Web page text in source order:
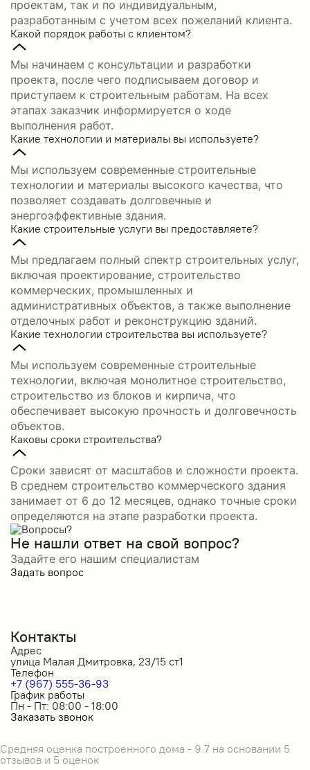
проектам, так и по индивидуальным,
разработанным с учетом всех пожеланий клиента.
Какой порядок работы с клиентом?
Мы начинаем с консультации и разработки
проекта, после чего подписываем договор и
приступаем к строительным работам. На всех
этапах заказчик информируется о ходе
выполнения работ.
Какие технологии и материалы вы используете?
Мы используем современные строительные
технологии и материалы высокого качества, что
позволяет создавать долговечные и
энергоэффективные здания.
Какие строительные услуги вы предоставляете?
Мы предлагаем полный спектр строительных услуг,
включая проектирование, строительство
коммерческих, промышленных и
административных объектов, а также выполнение
отделочных работ и реконструкцию зданий.
Какие технологии строительства вы используете?
Мы используем современные строительные
технологии, включая монолитное строительство,
строительство из блоков и кирпича, что
обеспечивает высокую прочность и долговечность
объектов.
Каковы сроки строительства?
Сроки зависят от масштабов и сложности проекта.
В среднем строительство коммерческого здания
занимает от 6 до 12 месяцев, однако точные сроки
определяются на этапе разработки проекта.
Не нашли ответ на свой вопрос?
Задайте его нашим специалистам
Задать вопрос
Контакты
Адрес
улица Малая Дмитровка, 23/15 ст1
Телефон
+7 (967) 555-36-93
График работы
Пн - Пт: 08:00 - 18:00
Заказать звонок
Средняя оценка построенного дома - 9.7 на основании 5
отзывов и 5 оценок